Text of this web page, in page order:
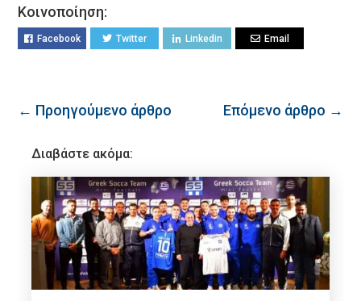
Κοινοποίηση:
Facebook Twitter Linkedin Email
← Προηγούμενο άρθρο Επόμενο άρθρο →
Διαβάστε ακόμα: